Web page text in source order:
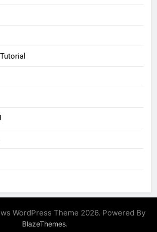
WordPress Theme 2026. Powered By
BlazeThemes.